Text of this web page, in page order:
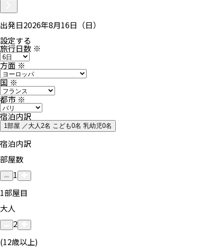
出発日2026年8月16日（日）
設定する
旅行日数 ※
方面※
国※
都市※
宿泊内訳
1部屋 ／大人2名 こども0名 乳幼児0名
宿泊内訳
部屋数
1
1部屋目
大人
2
(12歳以上)